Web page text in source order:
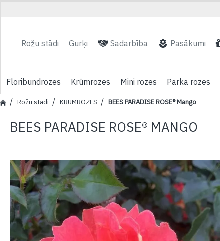
Rožu stādi Gurķi Sadarbība Pasākumi
Floribundrozes Krūmrozes Mini rozes Parka rozes
Rožu stādi KRŪMROZES BEES PARADISE ROSE® Mango
BEES PARADISE ROSE® MANGO